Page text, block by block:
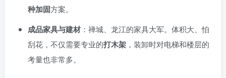
种加固方案。
成品家具与建材 ：禅城、龙江的家具大军。体积大、怕
刮花，不仅需要专业的打木架 ，装卸时对电梯和楼层的
考量也非常多。